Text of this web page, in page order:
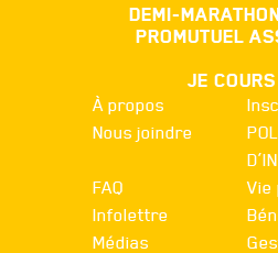
DEMI-
PROMUTUEL
JE
À propos
Nous joindre
FAQ
Vie
Infolettre
Médias